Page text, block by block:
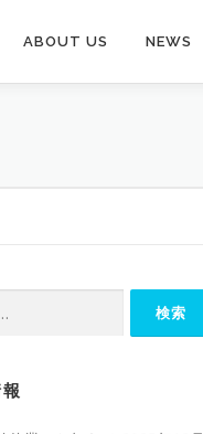
ABOUT US NEWS